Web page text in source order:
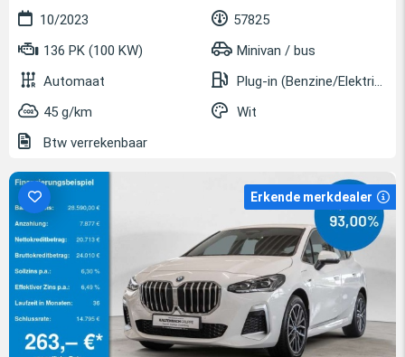
10/2023
57825
136 PK (100 KW)
Minivan / bus
Automaat
Plug-in (Benzine/Elektrisch)
45 g/km
Wit
Btw verrekenbaar
Erkende merkdealer